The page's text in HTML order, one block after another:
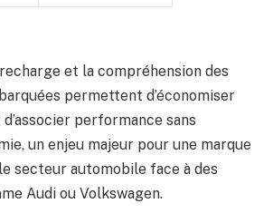
et la compréhension des
permettent d’économiser
performance sans
un enjeu majeur pour une marque
secteur automobile face à des
Audi ou Volkswagen.